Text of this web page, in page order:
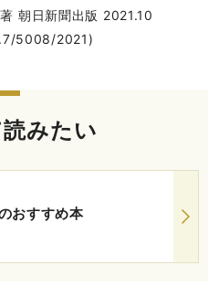
朝日新聞出版 2021.10
5008/2021)
みたい
おすすめ本